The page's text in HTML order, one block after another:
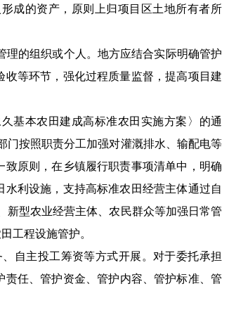
成的资产，原则上归项目区土地所有者所
的组织或个人。 地方应结合实际明确管护
收等环节 ，强化过程质量监督，提高项目建
基本农田建成高标准农田实施方案〉的通
门按照职责分工加强对灌溉排水、输配电等
原则，在乡镇履行职责事项清单中，明确
利设施，支持高标准农田经营主体通过自
新型农业经营主体、农民群众等加强日常管
工程设施管护。
、自主投工筹资等方式开展。 对于委托承担
责任、管护资金 、管护内容、管护标准、管